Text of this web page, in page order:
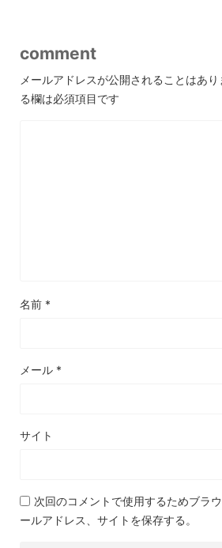
comment
メールアドレスが公開されることはあり
る欄は必須項目です
名前 *
メール *
サイト
次回のコメントで使用するためブラ
ールアドレス、サイトを保存する。